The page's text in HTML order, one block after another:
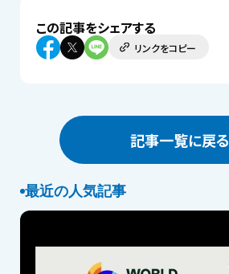
この記事をシェアする
リンクをコピー
記事一覧に戻る
最近の人気記事